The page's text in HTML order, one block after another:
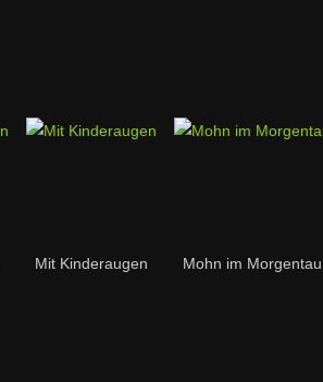
Mit Kinderaugen Mohn im Morgentau